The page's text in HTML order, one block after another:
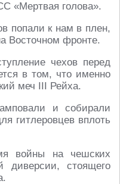
«Мертвая голова».
попали к нам в плен,
Восточном фронте.
чехов перед
в том, что именно
меч III Рейха.
и собирали
гитлеровцев вплоть
войны на чешских
стоящего